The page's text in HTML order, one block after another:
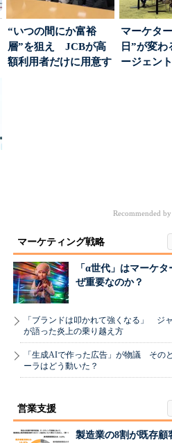
“いつの間にか富裕
層”を狙え JCBが高
額利用者だけに用意す
マーケタ
日”が変
ージェン
Recommended by
マーケティング戦略
「α世代」はマーケ
ぜ重要なのか？
「ブランドは叩かれて強くなる」 ジ
が語った炎上の乗り越え方
「生成AIで作った広告」が物議 その
ーラはどう動いた？
営業支援
製造業の8割が既存顧